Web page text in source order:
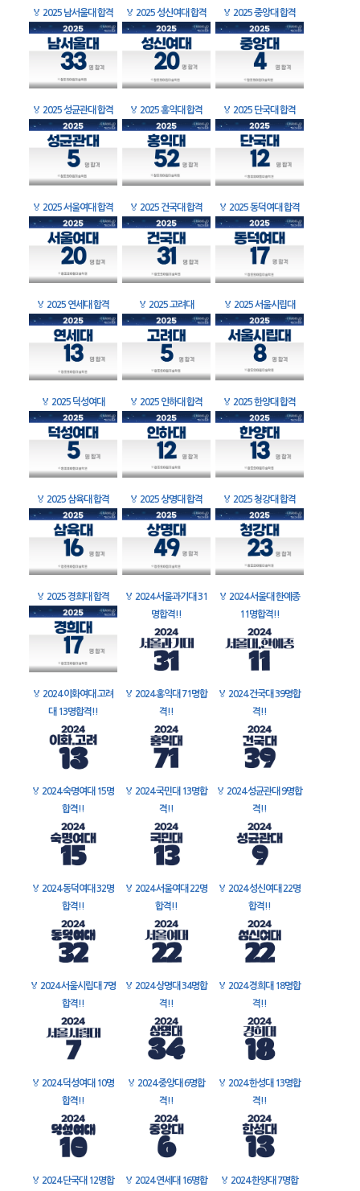
🏅 2025 남서울대 합격 🏅 2025 성신여대 합격 🏅 2025 중앙대 합격
🏅 2025 성균관대 합격 🏅 2025 홍익대 합격 🏅 2025 단국대 합격
🏅 2025 서울여대 합격 🏅 2025 건국대 합격 🏅 2025 동덕여대 합격
🏅 2025 연세대 합격 🏅 2025 고려대 🏅 2025 서울시립대
🏅 2025 덕성여대 🏅 2025 인하대 합격 🏅 2025 한양대 합격
🏅 2025 삼육대 합격 🏅 2025 상명대 합격 🏅 2025 청강대 합격
🏅 2025 경희대 합격 🏅 2024 서울과기대 31
명합격!!
🏅 2024 서울대 한예종
11명합격!!
🏅 2024 이화여대 고려
대 13명합격!!
🏅 2024 홍익대 71명합
격!!
🏅 2024 건국대 39명합
격!!
🏅 2024 숙명여대 15명
합격!!
🏅 2024 국민대 13명합
격!!
🏅 2024 성균관대 9명합
격!!
🏅 2024 동덕여대 32명
합격!!
🏅 2024 서울여대 22명
합격!!
🏅 2024 성신여대 22명
합격!!
🏅 2024 서울시립대 7명
합격!!
🏅 2024 상명대 34명합
격!!
🏅 2024 경희대 18명합
격!!
🏅 2024 덕성여대 10명
합격!!
🏅 2024 중앙대 6명합
격!!
🏅 2024 한성대 13명합
격!!
🏅 2024 단국대 12명합
🏅 2024 연세대 16명합
🏅 2024 한양대 7명합